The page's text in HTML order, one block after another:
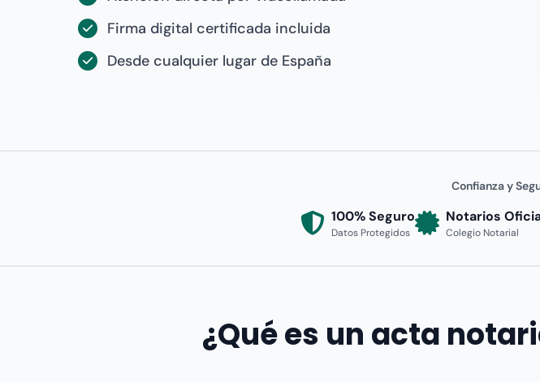
Firma digital certificada incluida
Desde cualquier lugar de España
Confianza y
100% Seguro
Datos Protegidos
Notarios
Colegio Notarial
¿Qué es un acta